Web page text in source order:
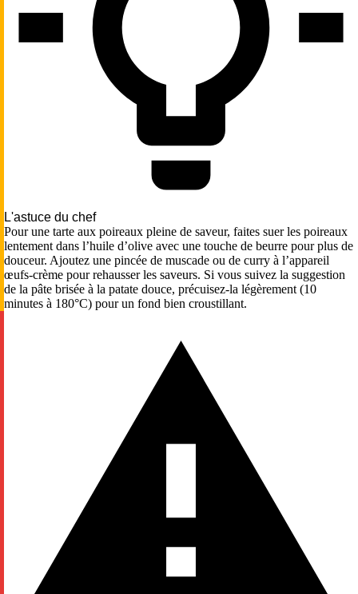
L'astuce du chef
Pour une tarte aux poireaux pleine de saveur, faites suer les poireaux
lentement dans l’huile d’olive avec une touche de beurre pour plus de
douceur. Ajoutez une pincée de muscade ou de curry à l’appareil
œufs-crème pour rehausser les saveurs. Si vous suivez la suggestion
de la pâte brisée à la patate douce, précuisez-la légèrement (10
minutes à 180°C) pour un fond bien croustillant.